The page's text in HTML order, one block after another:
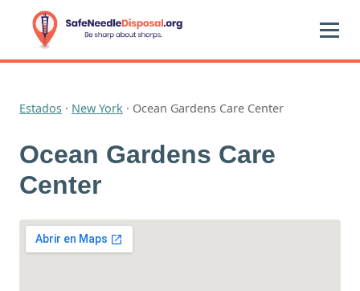
Estados · New York · Ocean Gardens Care Center
Ocean Gardens Care
Center